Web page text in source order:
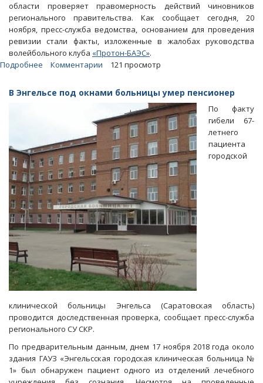
области проверяет правомерность действий чиновников
регионального правительства. Как сообщает сегодня, 20
ноября, пресс-служба ведомства, основанием для проведения
ревизии стали факты, изложенные в жалобах руководства
волейбольного клуба «Протон-БАЭС».
Подробнее
области
Абросимова
по
жалобе
клуба
«Протон-
БАЭС»
Комментарии 121 просмотр
В Энгельсе под окнами больницы умер пенсионер
По факту
гибели 67-
летнего
пациента
городской
клинической больницы Энгельса (Саратовская область)
проводится доследственная проверка, сообщает пресс-служба
регионального СУ СКР.
По предварительным данным, днем 17 ноября 2018 года около
здания ГАУЗ «Энгельсская городская клиническая больница №
1» был обнаружен пациент одного из отделений лечебного